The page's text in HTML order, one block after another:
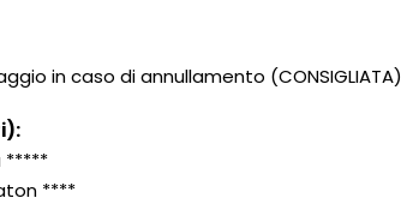
in caso di annullamento (CONSIGLIATA)
*****
****